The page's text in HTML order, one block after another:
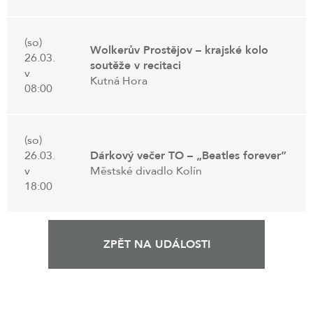
(so)
26.03.
v
08:00
Wolkerův Prostějov – krajské kolo
soutěže v recitaci
Kutná Hora
(so)
26.03.
v
18:00
Dárkový večer TO – „Beatles forever”
Městské divadlo Kolín
ZPĚT NA UDÁLOSTI